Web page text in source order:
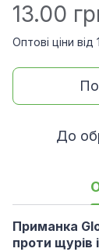
13.00
Оптові ціни від
До
Приманка
проти щурів